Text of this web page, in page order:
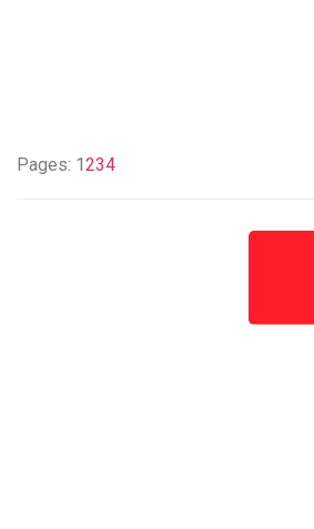
Pages: 1234